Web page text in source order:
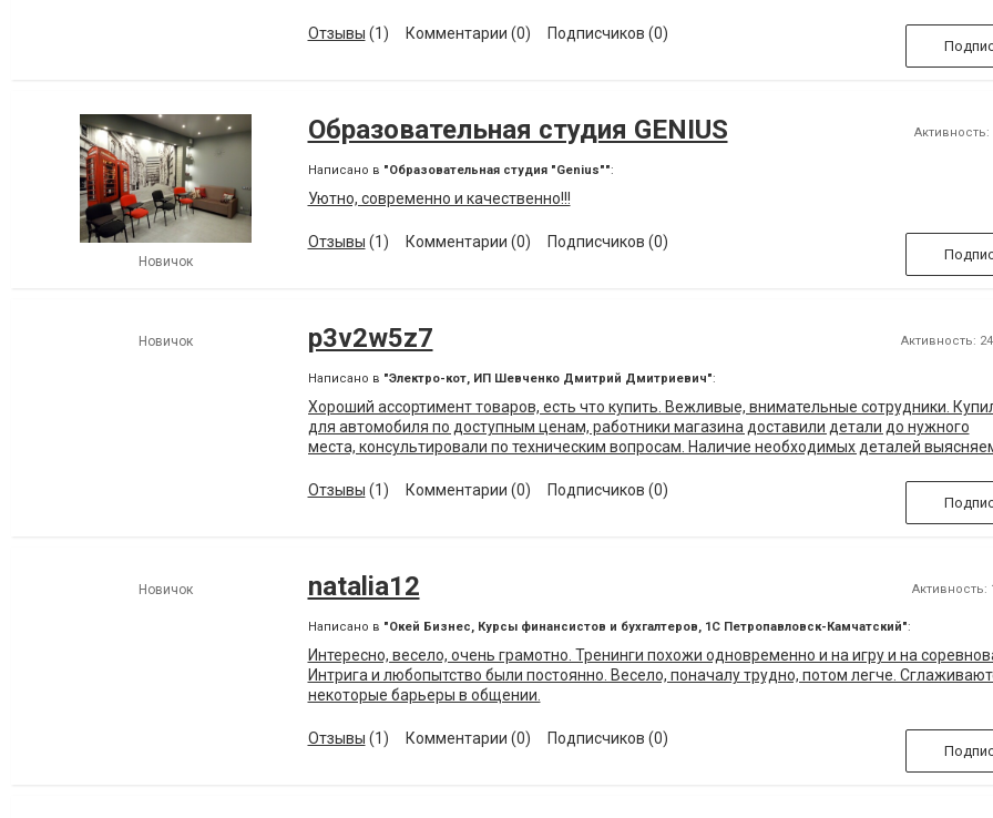
Кроме испорченного настроения ничего в этом магазине не получите!
Отзывы (1) Комментарии (0) Подписчиков (0)
Новичок
Образовательная студия GENIUS Активность:
Написано в "Образовательная студия "Genius"":
Уютно, современно и качественно!!!
Отзывы (1) Комментарии (0) Подписчиков (0)
Новичок p3v2w5z7 Активность:
Написано в "Электро-кот, ИП Шевченко Дмитрий Дмитриевич":
Хороший ассортимент товаров, есть что купить. Вежливые, внимательные сотрудники.
для автомобиля по доступным ценам, работники магазина доставили детали до нужного
места, консультировали по техническим вопросам. Наличие необходимых деталей
Отзывы (1) Комментарии (0) Подписчиков (0)
Новичок natalia12 Активность:
Написано в "Окей Бизнес, Курсы финансистов и бухгалтеров, 1С Петропавловск-Камчатский":
Интересно, весело, очень грамотно. Тренинги похожи одновременно и на игру и на
Интрига и любопытство были постоянно. Весело, поначалу трудно, потом легче.
некоторые барьеры в общении.
Отзывы (1) Комментарии (0) Подписчиков (0)